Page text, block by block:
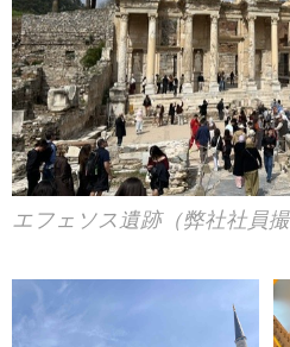
エフェソス遺跡（弊社社員撮